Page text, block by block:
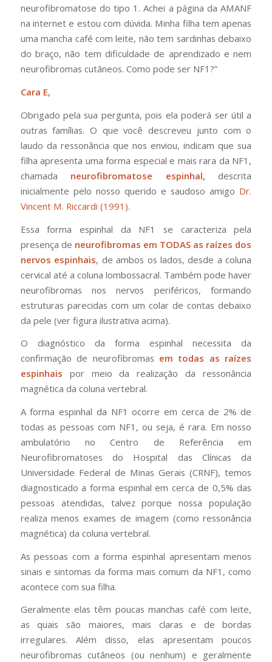
neurofibromatose do tipo 1. Achei a página da AMANF
na internet e estou com dúvida. Minha filha tem apenas
uma mancha café com leite, não tem sardinhas debaixo
do braço, não tem dificuldade de aprendizado e nem
neurofibromas cutâneos. Como pode ser NF1?”
Cara E,
Obrigado pela sua pergunta, pois ela poderá ser útil a
outras famílias. O que você descreveu junto com o
laudo da ressonância que nos enviou, indicam que sua
filha apresenta uma forma especial e mais rara da NF1,
chamada neurofibromatose espinhal, descrita
inicialmente pelo nosso querido e saudoso amigo Dr.
Vincent M. Riccardi (1991).
Essa forma espinhal da NF1 se caracteriza pela
presença de neurofibromas em TODAS as raízes dos
nervos espinhais, de ambos os lados, desde a coluna
cervical até a coluna lombossacral. Também pode haver
neurofibromas nos nervos periféricos, formando
estruturas parecidas com um colar de contas debaixo
da pele (ver figura ilustrativa acima).
O diagnóstico da forma espinhal necessita da
confirmação de neurofibromas em todas as raízes
espinhais por meio da realização da ressonância
magnética da coluna vertebral.
A forma espinhal da NF1 ocorre em cerca de 2% de
todas as pessoas com NF1, ou seja, é rara. Em nosso
ambulatório no Centro de Referência em
Neurofibromatoses do Hospital das Clínicas da
Universidade Federal de Minas Gerais (CRNF), temos
diagnosticado a forma espinhal em cerca de 0,5% das
pessoas atendidas, talvez porque nossa população
realiza menos exames de imagem (como ressonância
magnética) da coluna vertebral.
As pessoas com a forma espinhal apresentam menos
sinais e sintomas da forma mais comum da NF1, como
acontece com sua filha.
Geralmente elas têm poucas manchas café com leite,
as quais são maiores, mais claras e de bordas
irregulares. Além disso, elas apresentam poucos
neurofibromas cutâneos (ou nenhum) e geralmente